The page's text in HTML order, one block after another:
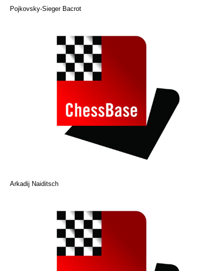
Pojkovsky-Sieger Bacrot
Arkadij Naiditsch